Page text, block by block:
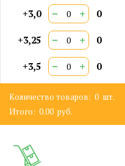
+3,0 − + 0
+3,25 − + 0
+3,5 − + 0
Количество товаров: 0 шт.
Итого: 0.00 руб.